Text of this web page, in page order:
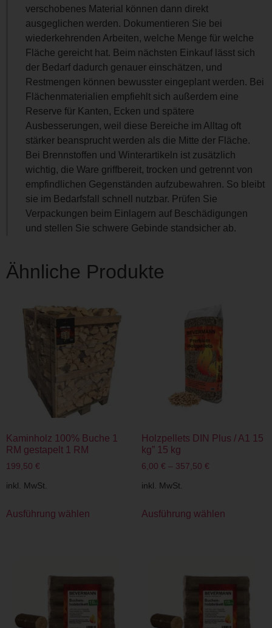
verschobenes Material können dann direkt
ausgeglichen werden. Dokumentieren Sie bei
wiederkehrenden Arbeiten, welche Menge für welche
Fläche gereicht hat. Beim nächsten Einkauf lässt sich
der Bedarf dadurch genauer einschätzen, und
Restmengen können bewusster eingeplant werden. Bei
Flächenmaterialien empfiehlt sich außerdem eine
Reserve für Kanten, Ecken und spätere
Ausbesserungen, weil diese Bereiche im Alltag oft
stärker beansprucht werden als die Mitte der Fläche.
Bei Brennstoffen und Winterartikeln ist zusätzlich
wichtig, die Ware griffbereit, trocken und getrennt von
empfindlichen Gegenständen aufzubewahren. So bleibt
sie im Bedarfsfall schnell nutzbar. Prüfen Sie
Verpackungen beim Einlagern auf Beschädigungen
und stellen Sie schwere Gebinde standsicher ab.
Ähnliche Produkte
Kaminholz 100% Buche 1
RM gestapelt 1 RM
199,50 €
inkl. MwSt.
Ausführung wählen
Holzpellets DIN Plus / A1 15
kg” 15 kg
6,00 € – 357,50 €
inkl. MwSt.
Ausführung wählen